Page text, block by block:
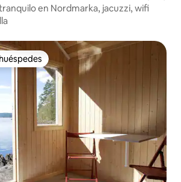
en Nordmarka, jacuzzi, wifi
preferido